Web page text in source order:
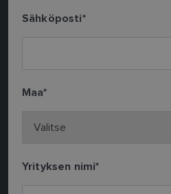
Sähköposti*
Maa*
Yrityksen nimi*